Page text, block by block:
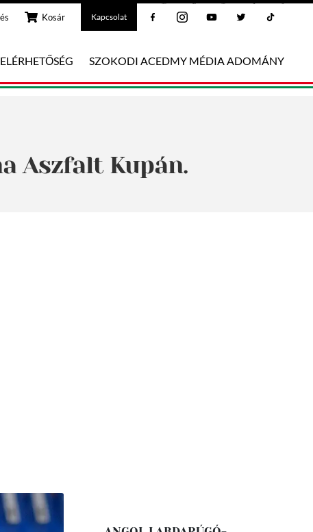
Kosár Kapcsolat
ELÉRHETŐSÉG SZOKODI ACEDMY MÉDIA ADOMÁNY
Aszfalt Kupán.